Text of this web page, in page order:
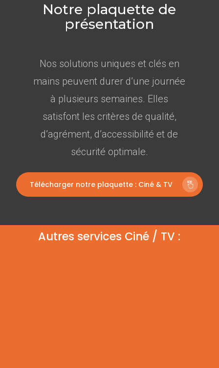
Notre plaquette de
présentation
Nos solutions uniques et clés en
mains peuvent durer d’une journée
à plusieurs semaines. Elles
satisfont les critères de qualité,
d’agrément, d’accessibilité et de
sécurité optimale.
Télécharger notre plaquette : Ciné & TV
Autres services Ciné / TV :